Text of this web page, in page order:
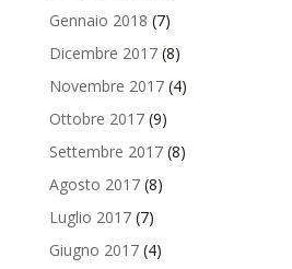
Gennaio 2018 (7)
Dicembre 2017(8)
Novembre 2017(4)
Ottobre 2017(9)
Settembre 2017(8)
Agosto 2017(8)
Luglio 2017(7)
Giugno 2017(4)